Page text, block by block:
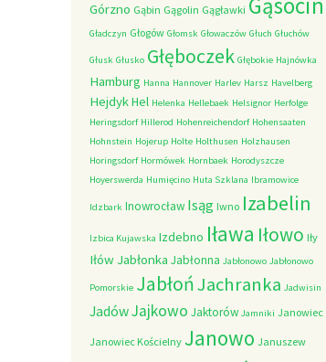
Górzno Gąbin Gągolin Gągławki
Gładczyn Głogów Głomsk Głowaczów Głuch Głuchów
Głusk Głusko Głęboczek Głębokie Hajnówka
Hamburg Hanna Hannover Harlev Harsz Havelberg
HejdykHel Helenka Hellebaek Helsignor Herfolge
Heringsdorf Hillerod Hohenreichendorf Hohensaaten
Hohnstein Hojerup Holte Holthusen Holzhausen
Horingsdorf Hormówek Hornbaek Horodyszcze
Hoyerswerda Humięcino Huta Szklana Ibramowice
Idzbark Inowrocław Isąg Iwno Izabelin
Izbica Kujawska Izdebno Iława Iłowo Iły
Iłów Jabłonka Jabłonna Jabłonowo Jabłonowo
Pomorskie JabłońJachranka Jadwisin
JadówJajkowo Jaktorów Jamniki Janowiec
Janowiec Kościelny Janowo Januszew